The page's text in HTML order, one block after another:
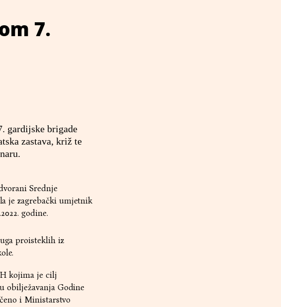
7.
gardijske brigade
zastava, križ te
Srednje
je zagrebački umjetnik
godine.
proisteklih iz
kojima je cilj
obilježavanja Godine
i Ministarstvo